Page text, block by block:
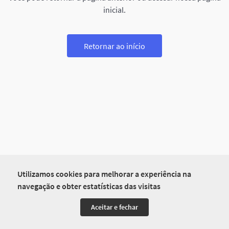
Utilizamos cookies para melhorar a experiência na
navegação e obter estatísticas das visitas
Aceitar e fechar
inicial.
Retornar ao início